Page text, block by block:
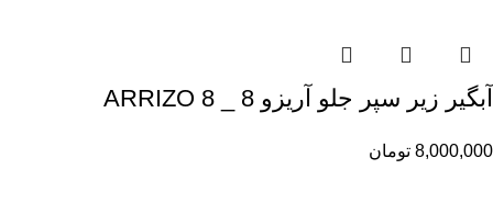
آبگیر زیر سپر جلو آریزو 8 _ ARRIZO 8
8,000,000 تومان